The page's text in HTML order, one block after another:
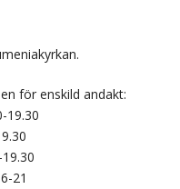
för enskild andakt:
19.30
21